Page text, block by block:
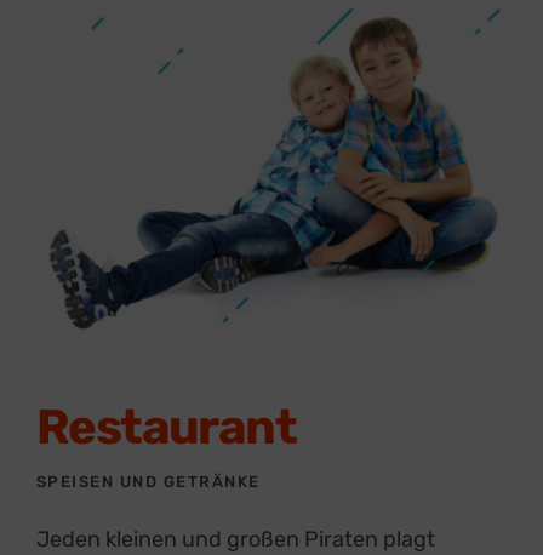
Restaurant
SPEISEN UND GETRÄNKE
Jeden kleinen und großen Piraten plagt